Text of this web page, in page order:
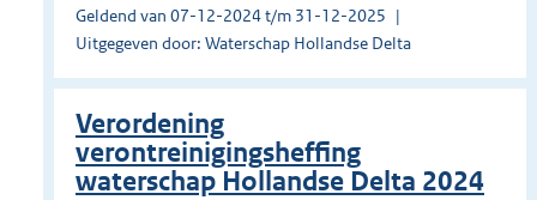
Geldend van 07-12-2024 t/m 31-12-2025
Uitgegeven door: Waterschap Hollandse Delta
Verordening
verontreinigingsheffing
waterschap Hollandse Delta 2024